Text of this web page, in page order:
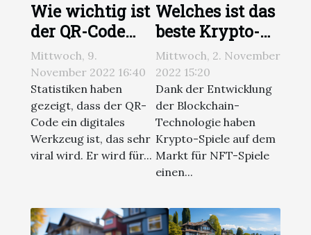
Wie wichtig ist
der QR-Code
und wie erstellt
man ihn?
Mittwoch, 9.
November 2022 16:40
Statistiken haben
gezeigt, dass der QR-
Code ein digitales
Werkzeug ist, das sehr
viral wird. Er wird für...
Welches ist das
beste Krypto-
Spiel zum
Verdienen?
Mittwoch, 2. November
2022 15:20
Dank der Entwicklung
der Blockchain-
Technologie haben
Krypto-Spiele auf dem
Markt für NFT-Spiele
einen...